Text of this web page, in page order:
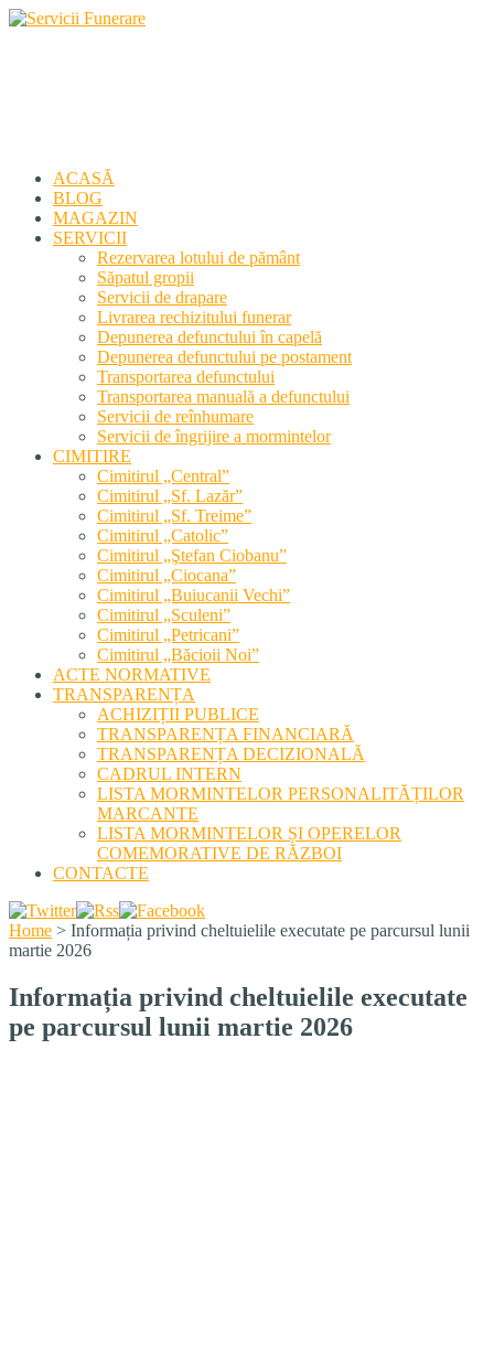
ACASĂ
BLOG
MAGAZIN
SERVICII
Rezervarea lotului de pământ
Săpatul gropii
Servicii de drapare
Livrarea rechizitului funerar
Depunerea defunctului în capelă
Depunerea defunctului pe postament
Transportarea defunctului
Transportarea manuală a defunctului
Servicii de reînhumare
Servicii de îngrijire a mormintelor
CIMITIRE
Cimitirul „Central”
Cimitirul „Sf. Lazăr”
Cimitirul „Sf. Treime”
Cimitirul „Catolic”
Cimitirul „Ştefan Ciobanu”
Cimitirul „Ciocana”
Cimitirul „Buiucanii Vechi”
Cimitirul „Sculeni”
Cimitirul „Petricani”
Cimitirul „Băcioii Noi”
ACTE NORMATIVE
TRANSPARENȚA
ACHIZIȚII PUBLICE
TRANSPARENȚA FINANCIARĂ
TRANSPARENȚA DECIZIONALĂ
CADRUL INTERN
LISTA MORMINTELOR PERSONALITĂȚILOR
MARCANTE
LISTA MORMINTELOR ȘI OPERELOR
COMEMORATIVE DE RĂZBOI
CONTACTE
Home > Informația privind cheltuielile executate pe parcursul lunii
martie 2026
Informația privind cheltuielile executate
pe parcursul lunii martie 2026